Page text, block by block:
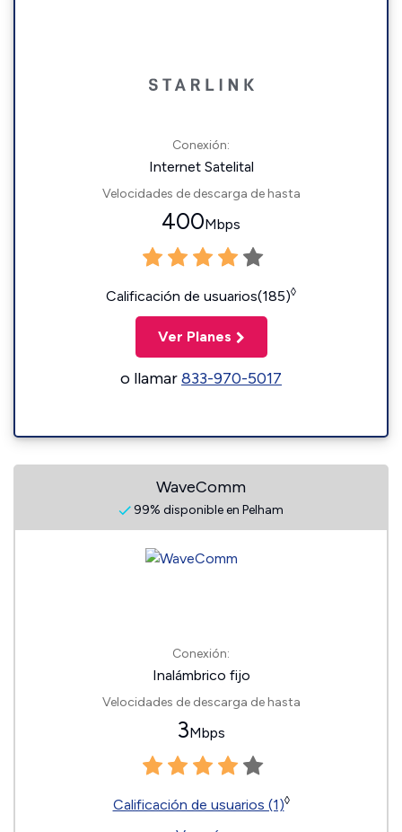
Conexión:
Internet Satelital
Velocidades de descarga de hasta
400Mbps
Calificación de usuarios(185)◊
Ver Planes
o llamar833-970-5017
WaveComm
99% disponible en Pelham
Conexión:
Inalámbrico fijo
Velocidades de descarga de hasta
3Mbps
Calificación de usuarios (1)◊